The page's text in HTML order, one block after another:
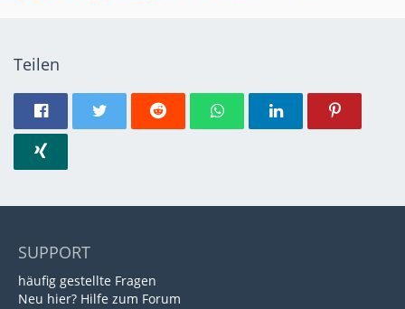
Teilen
SUPPORT
häufig gestellte Fragen
Neu hier? Hilfe zum Forum